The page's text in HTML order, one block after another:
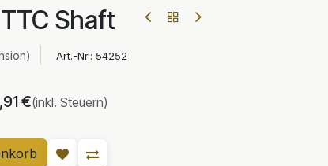
Shaft
Art.-Nr.: 54252
€(inkl. Steuern)